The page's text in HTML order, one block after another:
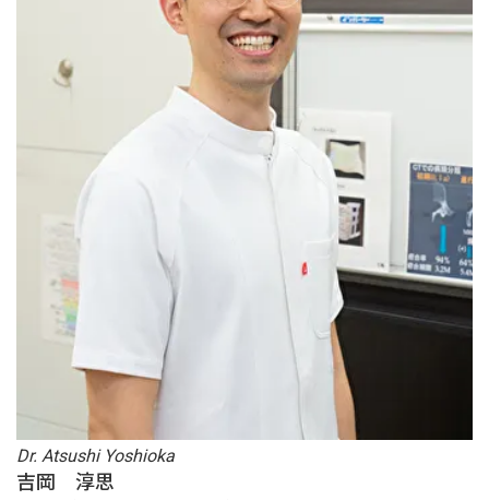
Dr. Atsushi Yoshioka
吉岡 淳思